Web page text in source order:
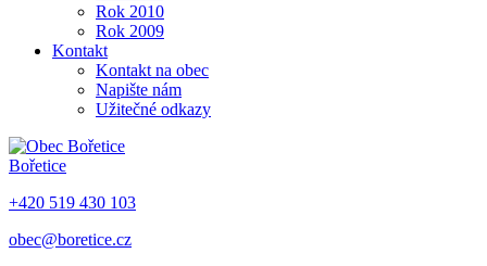
Rok 2010
Rok 2009
Kontakt
Kontakt na obec
Napište nám
Užitečné odkazy
Bořetice
+420 519 430 103
obec@boretice.cz